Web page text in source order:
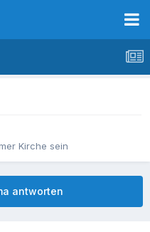
Kirche sein
antworten